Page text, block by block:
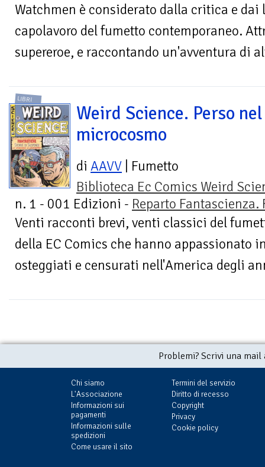
Watchmen è considerato dalla critica e
capolavoro del fumetto contemporaneo.
supereroe, e raccontando un'avventura di
LIBRI
Weird Science. Perso nel
microcosmo
di AAVV | Fumetto
Biblioteca Ec Comics Weird
n. 1 - 001 Edizioni - Reparto Fantascienza.
Venti racconti brevi, venti classici del
della EC Comics che hanno appassionato
osteggiati e censurati nell'America degli
Problemi? Scrivi una
Chi siamo
L'Associazione
Informazioni sui
pagamenti
Informazioni sulle
spedizioni
Come usare il sito
Termini del servizio
Diritto di recesso
Copyright
Privacy
Cookie policy